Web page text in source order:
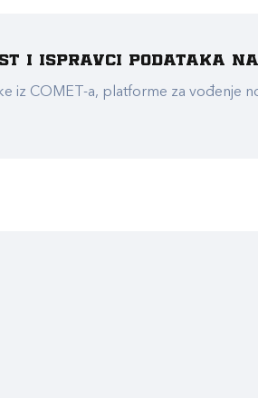
i ispravci podataka na
iz COMET-a, platforme za vođenje